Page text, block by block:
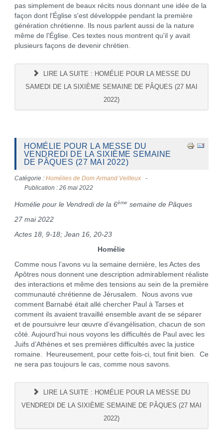
pas simplement de beaux récits nous donnant une idée de la
façon dont l'Église s'est développée pendant la première
génération chrétienne. Ils nous parlent aussi de la nature
même de l'Église. Ces textes nous montrent qu'il y avait
plusieurs façons de devenir chrétien.
LIRE LA SUITE : HOMÉLIE POUR LA MESSE DU
SAMEDI DE LA SIXIÈME SEMAINE DE PÂQUES (27 MAI
2022)
HOMÉLIE POUR LA MESSE DU
VENDREDI DE LA SIXIÈME SEMAINE
DE PÂQUES (27 MAI 2022)
Catégorie : Homélies de Dom Armand Veilleux
Publication : 26 mai 2022
Homélie pour le Vendredi de la 6ème semaine de Pâques
27 mai 2022
Actes 18, 9-18; Jean 16, 20-23
Homélie
Comme nous l’avons vu la semaine dernière, les Actes des
Apôtres nous donnent une description admirablement réaliste
des interactions et même des tensions au sein de la première
communauté chrétienne de Jérusalem. Nous avons vue
comment Barnabé était allé chercher Paul à Tarses et
comment ils avaient travaillé ensemble avant de se séparer
et de poursuivre leur œuvre d’évangélisation, chacun de son
côté. Aujourd’hui nous voyons les difficultés de Paul avec les
Juifs d’Athènes et ses premières difficultés avec la justice
romaine. Heureusement, pour cette fois-ci, tout finit bien. Ce
ne sera pas toujours le cas, comme nous savons.
LIRE LA SUITE : HOMÉLIE POUR LA MESSE DU
VENDREDI DE LA SIXIÈME SEMAINE DE PÂQUES (27 MAI
2022)